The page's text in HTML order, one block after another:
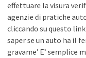
effettuare la visura
agenzie di pratiche
cliccando su questo link
saper se un auto ha il
gravame’ E’ semplice